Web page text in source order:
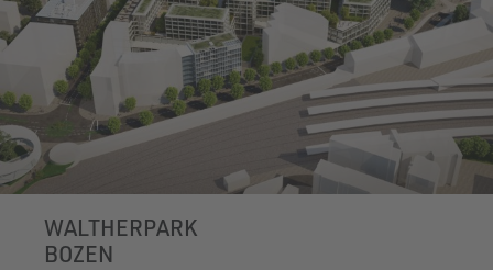
WALTHERPARK
BOZEN